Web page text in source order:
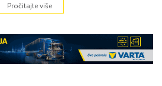
Pročitajte više